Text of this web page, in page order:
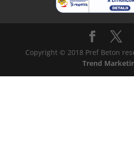
Copyright © 2018 Pref Beton
Trend